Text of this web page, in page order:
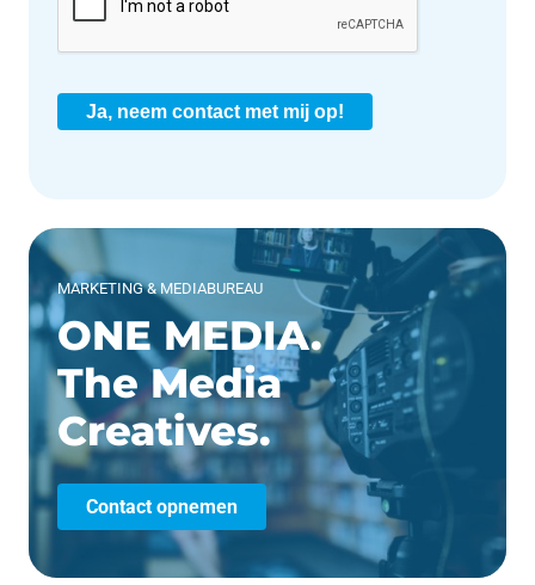
Ja, neem contact met mij op!
MARKETING & MEDIABUREAU
ONE MEDIA.
The Media
Creatives.
Contact opnemen